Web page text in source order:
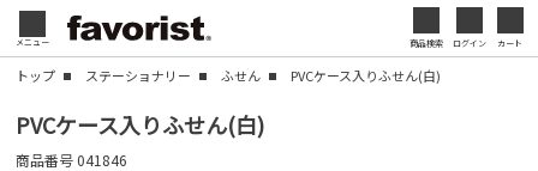
メニュー 商品検索 ログイン カート
トップ ステーショナリー ふせん PVCケース入りふせん(白)
PVCケース入りふせん(白)
商品番号041846
会社名・ロゴ・メッセージなどを印刷して、オリジ
ナルデザインのノベルティを制作できます。展示会
ド認知度の向上にも効果的です。
閉じる